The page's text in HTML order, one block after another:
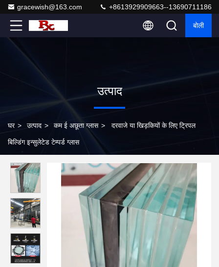
gracewish@163.com +8613929909663--13690711186
बोली
उत्पाद
घर > उत्पाद > कम ई अछूता ग्लास > दरवाजे या खिड़कियों के लिए ट्रिपल
बिल्डिंग इन्सुलेटेड टेम्पर्ड ग्लास